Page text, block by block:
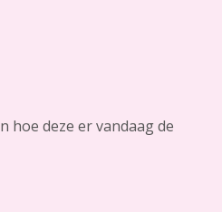
hoe deze er vandaag de